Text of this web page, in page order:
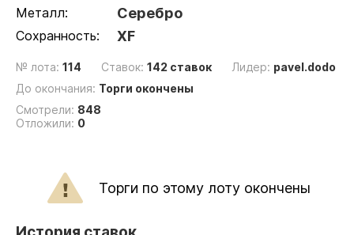
Металл: Серебро
Сохранность: XF
№ лота: 114 Ставок: 142 ставок Лидер: pavel.dodo
До окончания: Торги окончены
Смотрели: 848
Отложили: 0
Торги по этому лоту окончены